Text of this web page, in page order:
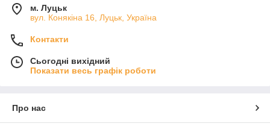
м. Луцьк
вул. Конякіна 16, Луцьк, Україна
Контакти
Сьогодні вихідний
Показати весь графік роботи
Про нас